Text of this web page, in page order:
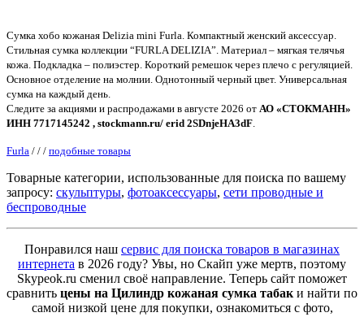
Сумка хобо кожаная Delizia mini Furla. Компактный женский аксессуар.
Стильная сумка коллекции “FURLA DELIZIA”. Материал – мягкая телячья
кожа. Подкладка – полиэстер. Короткий ремешок через плечо с регуляцией.
Основное отделение на молнии. Однотонный черный цвет. Универсальная
сумка на каждый день.
Следите за акциями и распродажами в августе 2026 от АО «СТОКМАНН»
ИНН 7717145242 , stockmann.ru/ erid 2SDnjeHA3dF
Furla / / / подобные товары
Товарные категории, использованные для поиска по вашему
запросу: скульптуры, фотоаксессуары, сети проводные и
беспроводные
Понравился наш сервис для поиска товаров в магазинах
интернета в 2026 году? Увы, но Скайп уже мертв, поэтому
Skypeok.ru сменил своё направление. Теперь сайт поможет
сравнить цены на Цилиндр кожаная сумка табак и найти по
самой низкой цене для покупки, ознакомиться с фото,